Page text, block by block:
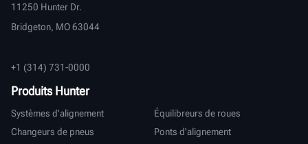
11250 Hunter Dr.
Bridgeton, MO 63044
+1 (314) 731-0000
Produits Hunter
Systèmes d'alignement
Équilibreurs de roues
Changeurs de pneus
Ponts d'alignement